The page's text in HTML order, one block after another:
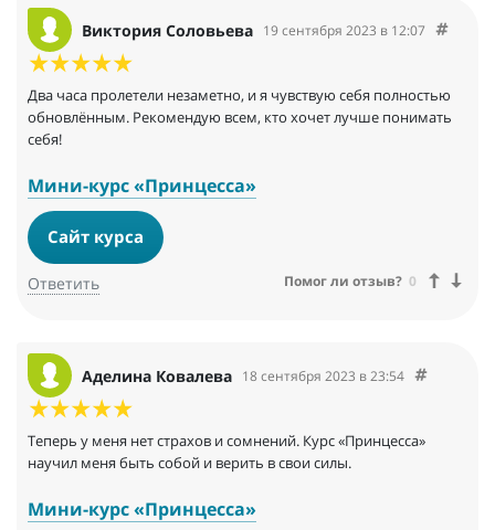
Виктория Соловьева 19 сентября 2023 в 12:07
Два часа пролетели незаметно, и я чувствую себя полностью
обновлённым. Рекомендую всем, кто хочет лучше понимать
себя!
Мини-курс «Принцесса»
Сайт курса
Ответить Помог ли отзыв? 0
Аделина Ковалева 18 сентября 2023 в 23:54
Теперь у меня нет страхов и сомнений. Курс «Принцесса»
научил меня быть собой и верить в свои силы.
Мини-курс «Принцесса»